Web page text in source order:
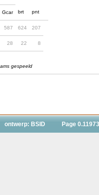
Gcar brt pnt
587 624 207
28 22 8
gespeeld
ontwerp: BSID Page